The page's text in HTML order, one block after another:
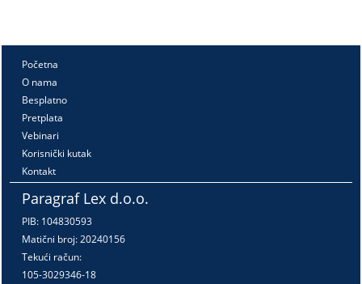
Početna
O nama
Besplatno
Pretplata
Vebinari
Korisnički kutak
Kontakt
Paragraf Lex d.o.o.
PIB: 104830593
Matični broj: 20240156
Tekući račun:
105-3029346-18